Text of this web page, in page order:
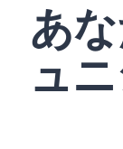
あ
ュ